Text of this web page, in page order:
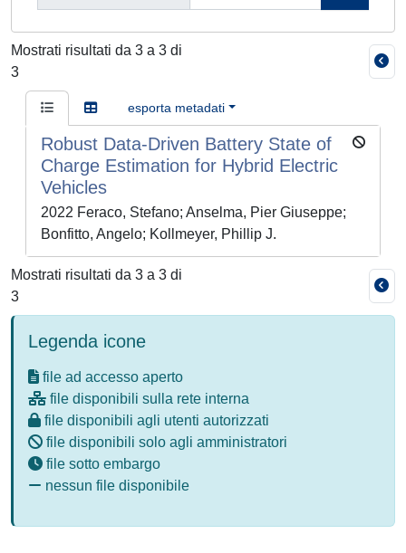
Mostrati risultati da 3 a 3 di
3
esporta metadati
Robust Data-Driven Battery State of
Charge Estimation for Hybrid Electric
Vehicles
2022 Feraco, Stefano; Anselma, Pier Giuseppe;
Bonfitto, Angelo; Kollmeyer, Phillip J.
Mostrati risultati da 3 a 3 di
3
Legenda icone
file ad accesso aperto
file disponibili sulla rete interna
file disponibili agli utenti autorizzati
file disponibili solo agli amministratori
file sotto embargo
nessun file disponibile